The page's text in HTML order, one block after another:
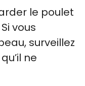
le poulet
vous
surveillez
ne